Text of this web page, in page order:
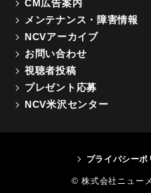
CM広告案内
メンテナンス・障害情報
NCVアーカイブ
お問い合わせ
視聴者投稿
プレゼント応募
NCV米沢センター
プライバシーポ
© 株式会社ニュー